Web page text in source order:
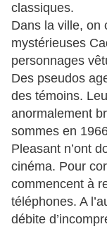
classiques.
Dans la ville, on
mystérieuses
personnages
Des pseudos
des témoins.
anormalement
sommes en
Pleasant n’ont
cinéma. Pour
commencent à
téléphones. A
débite